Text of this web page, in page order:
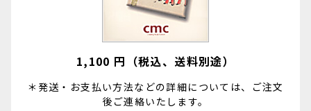
1,100 円（税込、送料別途）
＊発送・お支払い方法などの詳細については、ご注文
後ご連絡いたします。